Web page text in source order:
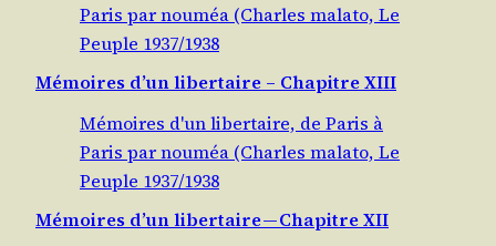
Paris par nouméa (Charles malato, Le
Peuple 1937/1938
Mémoires d’un libertaire – Chapitre XIII
Mémoires d'un libertaire, de Paris à
Paris par nouméa (Charles malato, Le
Peuple 1937/1938
Mémoires d’un libertaire — Chapitre XII